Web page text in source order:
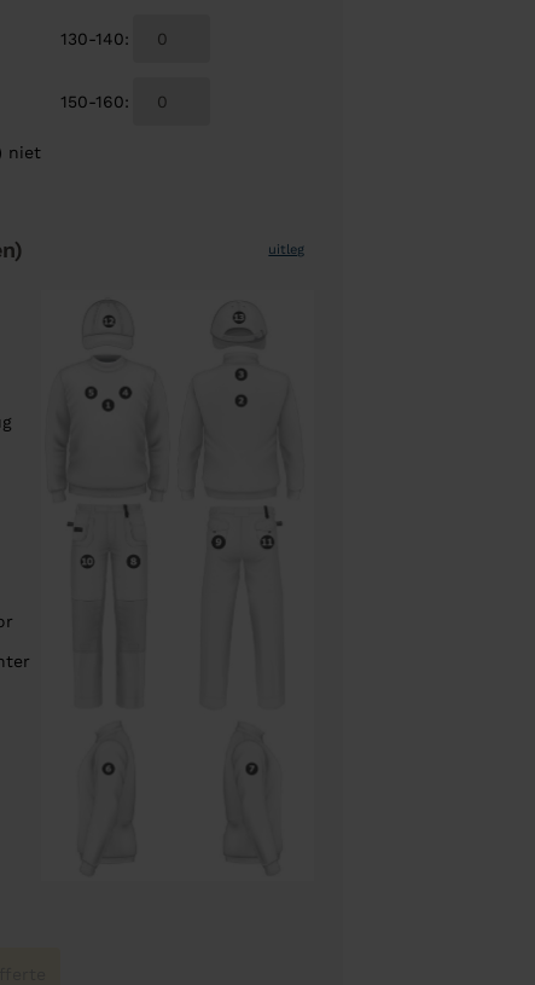
130-140:
150-160:
niet
uitleg